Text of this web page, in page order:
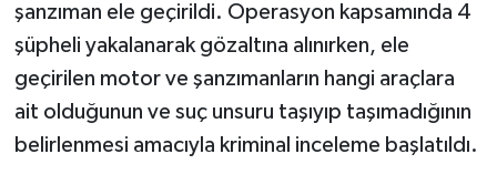
şanzıman ele geçirildi. Operasyon kapsamında 4
şüpheli yakalanarak gözaltına alınırken, ele
geçirilen motor ve şanzımanların hangi araçlara
ait olduğunun ve suç unsuru taşıyıp taşımadığının
belirlenmesi amacıyla kriminal inceleme başlatıldı.